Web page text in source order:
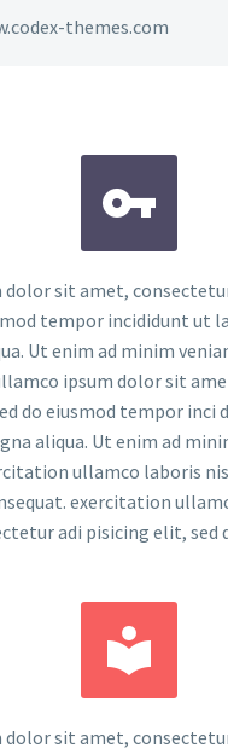
themes.com


dolor sit amet,
tempor incididunt ut
Ut enim ad minim
ipsum dolor sit
do eiusmod tempor inci
aliqua. Ut enim ad
ullamco laboris
exercitation
adi pisicing elit, sed


dolor sit amet,